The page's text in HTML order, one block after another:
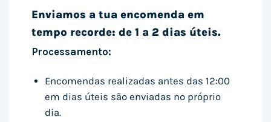
Enviamos a tua encomenda em
tempo recorde: de 1 a 2 dias úteis.
Processamento:
Encomendas realizadas antes das 12:00
em dias úteis são enviadas no próprio
dia.